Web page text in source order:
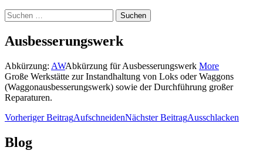
Suchen
nach:
Ausbesserungswerk
Abkürzung: AWAbkürzung für Ausbesserungswerk More
Große Werkstätte zur Instandhaltung von Loks oder Waggons
(Waggonausbesserungswerk) sowie der Durchführung großer
Reparaturen.
Beitragsnavigation
Vorheriger BeitragAufschneidenNächster BeitragAusschlacken
Blog